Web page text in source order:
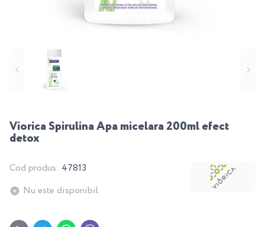
Viorica Spirulina Apa micelara 200ml efect
detox
Cod produs: 47813
Nu este disponibil